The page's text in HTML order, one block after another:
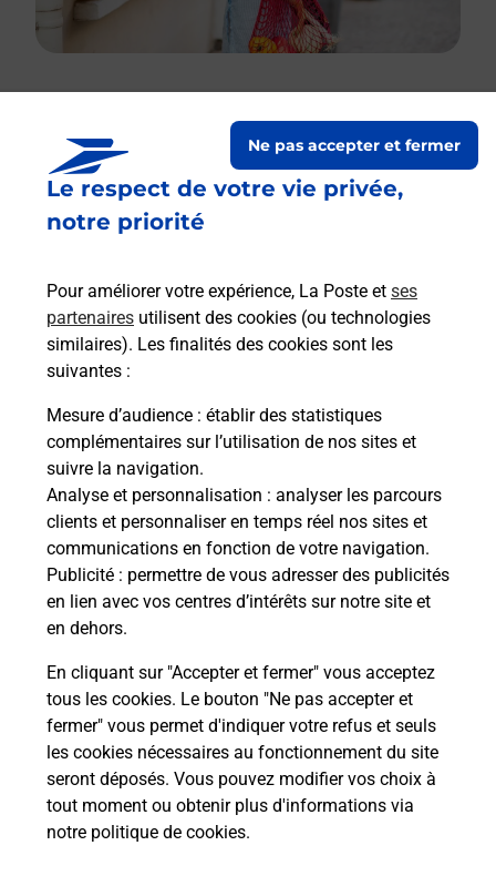
Le respect de votre vie privée,
notre priorité
Pour améliorer votre expérience, La Poste et ses
partenaires utilisent des cookies (ou technologies
similaires). Les finalités des cookies sont les
suivantes :
Mesure d’audience : établir des statistiques
complémentaires sur l’utilisation de nos sites et
suivre la navigation.
Analyse et personnalisation : analyser les parcours
clients et personnaliser en temps réel nos sites et
communications en fonction de votre navigation.
Publicité : permettre de vous adresser des publicités
en lien avec vos centres d’intérêts sur notre site et
en dehors.
En cliquant sur "Accepter et fermer" vous acceptez
tous les cookies. Le bouton "Ne pas accepter et
fermer" vous permet d'indiquer votre refus et seuls
les cookies nécessaires au fonctionnement du site
seront déposés. Vous pouvez modifier vos choix à
tout moment ou obtenir plus d'informations via
notre politique de cookies.
Ne pas accepter et fermer
Boîte aux lettres La Poste
Prochaine collecte du courrier vendredi
08h30
02290 Vassens
Le lien s'ouvre dans un nouvel onglet
Boîte aux lettres La Poste
Prochaine collecte du courriervendredià
08h30
15 Rue Principale
02290 Vassens
Le lien s'ouvre dans un nouvel onglet
Localiser Liste Boîtes aux lettres Aisne Vassens